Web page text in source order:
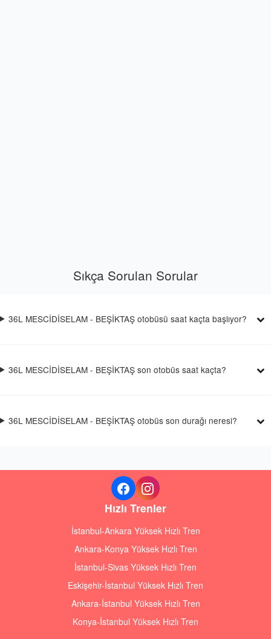
Sıkça Sorulan Sorular
36L MESCİDİSELAM - BEŞİKTAŞ otobüsü saat kaçta başlıyor?
36L MESCİDİSELAM - BEŞİKTAŞ son otobüs saat kaçta?
36L MESCİDİSELAM - BEŞİKTAŞ otobüs son durağı neresi?
Hızlı Trenler
İstanbul-Ankara Yüksek Hızlı Tren
Ankara-Konya Yüksek Hızlı Tren
İstanbul-Sivas Yüksek Hızlı Tren
Eskişehir-İstanbul Yüksek Hızlı Tren
Ankara-İstanbul Yüksek Hızlı Tren
Konya-İstanbul Yüksek Hızlı Tren